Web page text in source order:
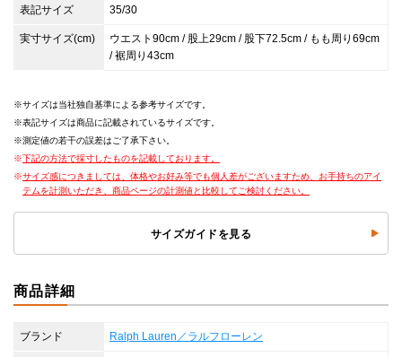
表記サイズ 35/30
実寸サイズ(cm)
ウエスト90cm / 股上29cm / 股下72.5cm / もも周り69cm
/ 裾周り43cm
サイズは当社独自基準による参考サイズです。
表記サイズは商品に記載されているサイズです。
測定値の若干の誤差はご了承下さい。
下記の方法で採寸したものを記載しております。
サイズ感につきましては、体格やお好み等でも個人差がございますため、お手持ちのアイ
テムを計測いただき、商品ページの計測値と比較してご検討ください。
サイズガイドを見る
商品詳細
ブランド Ralph Lauren／ラルフローレン